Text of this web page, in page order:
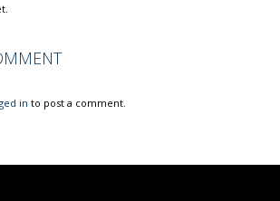
in to post a comment.